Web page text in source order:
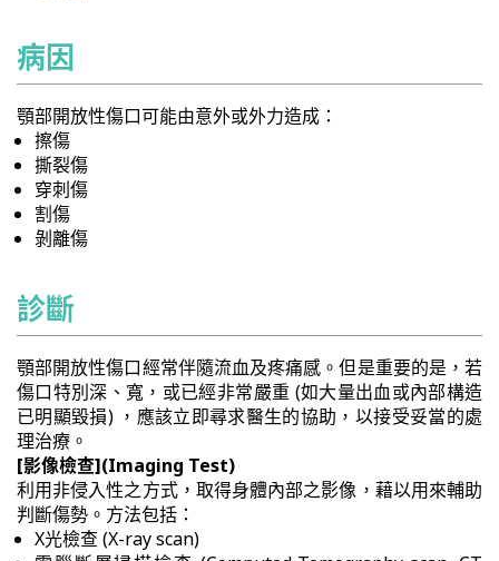
病因
顎部開放性傷口可能由意外或外力造成：
擦傷
撕裂傷
穿刺傷
割傷
剝離傷
診斷
顎部開放性傷口經常伴隨流血及疼痛感。但是重要的是，若
傷口特別深、寬，或已經非常嚴重 (如大量出血或內部構造
已明顯毀損) ，應該立即尋求醫生的協助，以接受妥當的處
理治療。
[影像檢查](Imaging Test)
利用非侵入性之方式，取得身體內部之影像，藉以用來輔助
判斷傷勢。方法包括：
X光檢查 (X-ray scan)